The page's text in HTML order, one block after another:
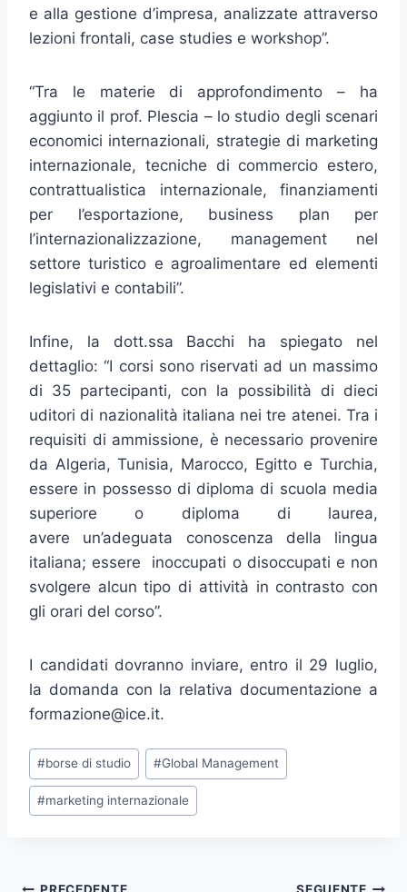
e alla gestione d’impresa, analizzate attraverso
lezioni frontali, case studies e workshop”.
“Tra le materie di approfondimento – ha
aggiunto il prof. Plescia – lo studio degli scenari
economici internazionali, strategie di marketing
internazionale, tecniche di commercio estero,
contrattualistica internazionale, finanziamenti
per l’esportazione, business plan per
l’internazionalizzazione, management nel
settore turistico e agroalimentare ed elementi
legislativi e contabili”.
Infine, la dott.ssa Bacchi ha spiegato nel
dettaglio: “I corsi sono riservati ad un massimo
di 35 partecipanti, con la possibilità di dieci
uditori di nazionalità italiana nei tre atenei. Tra i
requisiti di ammissione, è necessario provenire
da Algeria, Tunisia, Marocco, Egitto e Turchia,
essere in possesso di diploma di scuola media
superiore o diploma di laurea,
avere un’adeguata conoscenza della lingua
italiana; essere inoccupati o disoccupati e non
svolgere alcun tipo di attività in contrasto con
gli orari del corso”.
I candidati dovranno inviare, entro il 29 luglio,
la domanda con la relativa documentazione a
formazione@ice.it.
Tag
articolo:
#borse di studio #Global Management
#marketing internazionale